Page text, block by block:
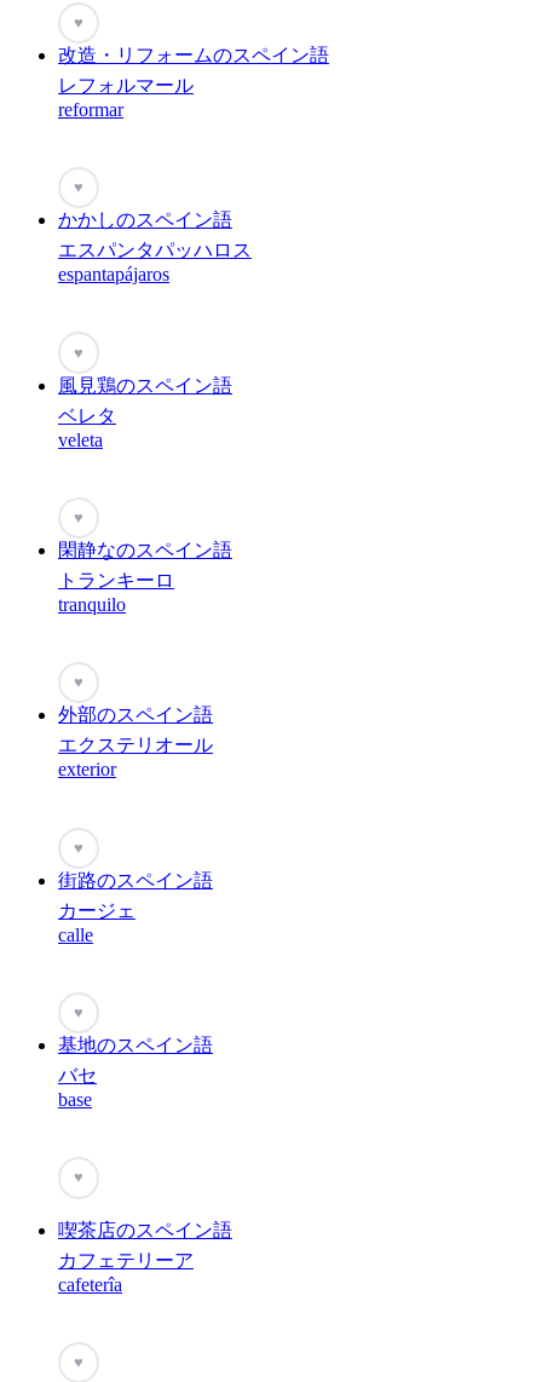
♥
改造・リフォームのスペイン語
レフォルマール
reformar
♥
かかしのスペイン語
エスパンタパッハロス
espantapájaros
♥
風見鶏のスペイン語
ベレタ
veleta
♥
閑静なのスペイン語
トランキーロ
tranquilo
♥
外部のスペイン語
エクステリオール
exterior
♥
街路のスペイン語
カージェ
calle
♥
基地のスペイン語
バセ
base
♥
喫茶店のスペイン語
カフェテリーア
cafeterîa
♥